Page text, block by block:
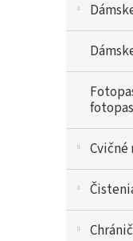
Cvičné